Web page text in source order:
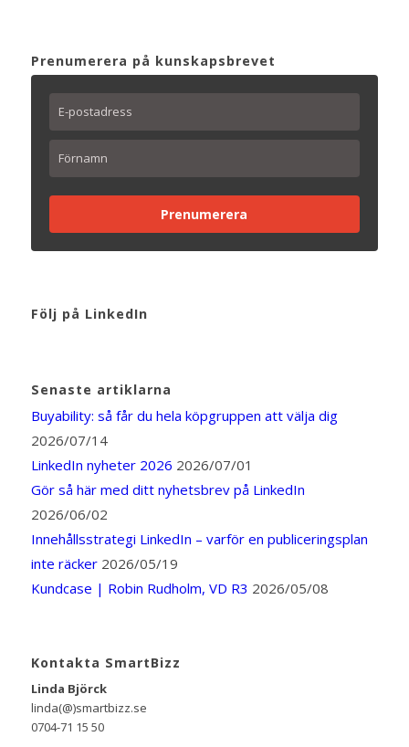
Prenumerera på kunskapsbrevet
Prenumerera
Följ på LinkedIn
Senaste artiklarna
Buyability: så får du hela köpgruppen att välja dig
2026/07/14
LinkedIn nyheter 2026 2026/07/01
Gör så här med ditt nyhetsbrev på LinkedIn
2026/06/02
Innehållsstrategi LinkedIn – varför en publiceringsplan
inte räcker 2026/05/19
Kundcase | Robin Rudholm, VD R3 2026/05/08
Kontakta SmartBizz
Linda Björck
linda(@)smartbizz.se
0704-71 15 50